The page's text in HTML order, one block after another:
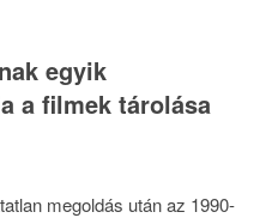
egyik
a filmek tárolása
megoldás után az 1990-